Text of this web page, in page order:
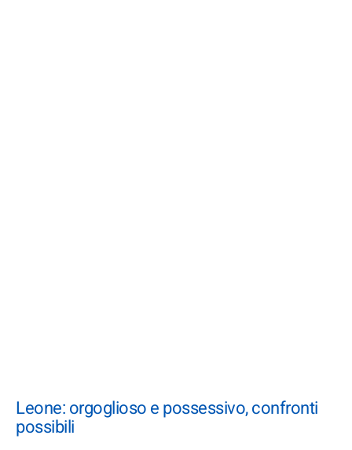
Leone: orgoglioso e possessivo, confronti
possibili